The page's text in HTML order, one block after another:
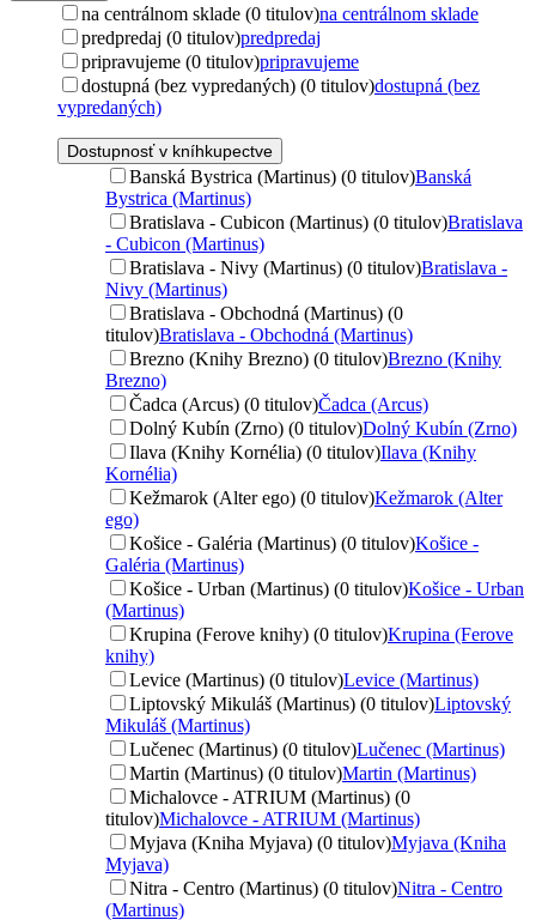
na centrálnom sklade (0 titulov)na centrálnom sklade
predpredaj (0 titulov)predpredaj
pripravujeme (0 titulov)pripravujeme
dostupná (bez vypredaných) (0 titulov)dostupná (bez
vypredaných)
Dostupnosť v kníhkupectve
Banská Bystrica (Martinus) (0 titulov)Banská
Bystrica (Martinus)
Bratislava - Cubicon (Martinus) (0 titulov)Bratislava
- Cubicon (Martinus)
Bratislava - Nivy (Martinus) (0 titulov)Bratislava -
Nivy (Martinus)
Bratislava - Obchodná (Martinus) (0
titulov)Bratislava - Obchodná (Martinus)
Brezno (Knihy Brezno) (0 titulov)Brezno (Knihy
Brezno)
Čadca (Arcus) (0 titulov)Čadca (Arcus)
Dolný Kubín (Zrno) (0 titulov)Dolný Kubín (Zrno)
Ilava (Knihy Kornélia) (0 titulov)Ilava (Knihy
Kornélia)
Kežmarok (Alter ego) (0 titulov)Kežmarok (Alter
ego)
Košice - Galéria (Martinus) (0 titulov)Košice -
Galéria (Martinus)
Košice - Urban (Martinus) (0 titulov)Košice - Urban
(Martinus)
Krupina (Ferove knihy) (0 titulov)Krupina (Ferove
knihy)
Levice (Martinus) (0 titulov)Levice (Martinus)
Liptovský Mikuláš (Martinus) (0 titulov)Liptovský
Mikuláš (Martinus)
Lučenec (Martinus) (0 titulov)Lučenec (Martinus)
Martin (Martinus) (0 titulov)Martin (Martinus)
Michalovce - ATRIUM (Martinus) (0
titulov)Michalovce - ATRIUM (Martinus)
Myjava (Kniha Myjava) (0 titulov)Myjava (Kniha
Myjava)
Nitra - Centro (Martinus) (0 titulov)Nitra - Centro
(Martinus)